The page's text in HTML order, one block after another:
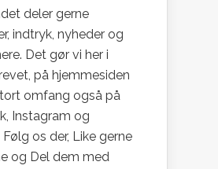
deler gerne
indtryk, nyheder og
Det gør vi her i
på hjemmesiden
omfang også på
Instagram og
os der, Like gerne
og Del dem med